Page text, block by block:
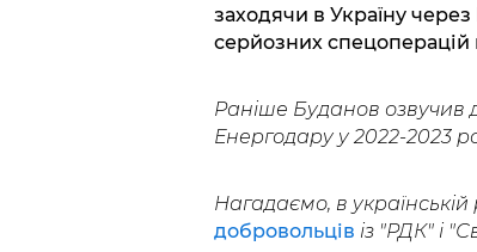
заходячи в Україну
серйозних
Раніше Буданов озвучив
Енергодару у 2022-2023
Нагадаємо, в
добровольців із "РДК" і